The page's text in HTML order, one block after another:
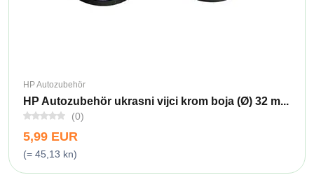
HP Autozubehör
HP Autozubehör ukrasni vijci krom boja (Ø) 32 m...
(0)
5,99 EUR
(= 45,13 kn)